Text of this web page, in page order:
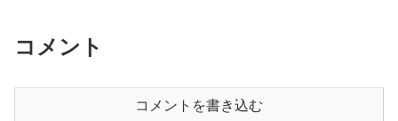
に円安が進み、人民...
コメント
コメントを書き込む